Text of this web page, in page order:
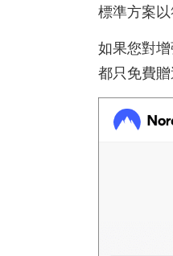
標準方案
如果您對
都只免費贈